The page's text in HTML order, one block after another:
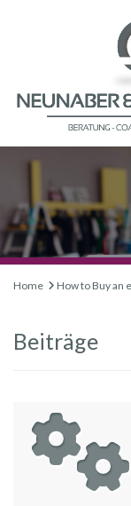
Home How to Buy an
Beiträge